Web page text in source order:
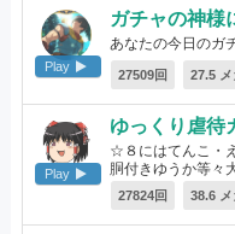
Play
ガチャの神様
あなたの今日のガ
27509回 27.5 メ
Play
ゆっくり虐待
☆８にはてんこ・
胴付きゆうか等々
27824回 38.6 メ